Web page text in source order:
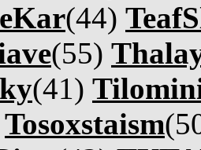
(44)
(55)
(41)
Tosoxstaism